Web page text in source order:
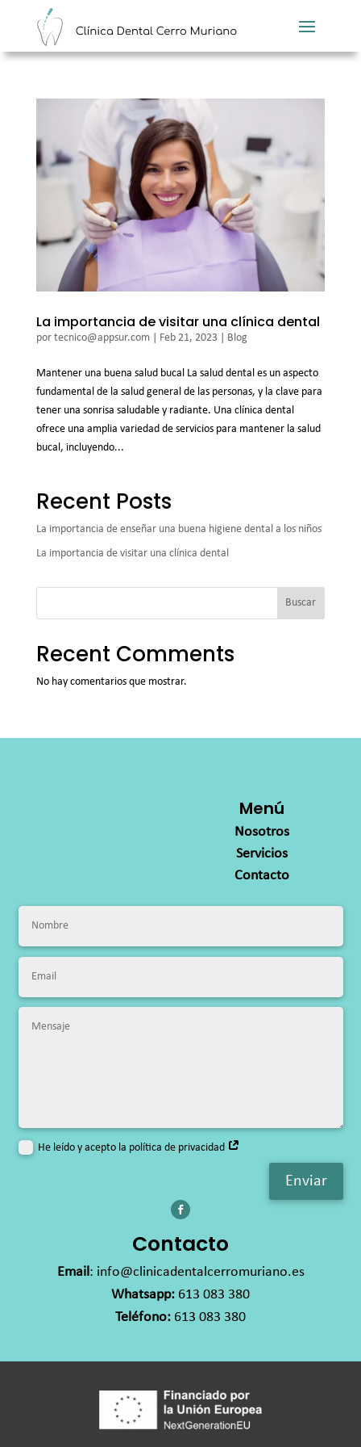
La importancia de visitar una clínica dental
por tecnico@appsur.com| Feb 21, 2023| Blog
Mantener una buena salud bucal La salud dental es un aspecto
fundamental de la salud general de las personas, y la clave para
tener una sonrisa saludable y radiante. Una clínica dental
ofrece una amplia variedad de servicios para mantener la salud
bucal, incluyendo...
Recent Posts
La importancia de enseñar una buena higiene dental a los niños
La importancia de visitar una clínica dental
Buscar
Recent Comments
No hay comentarios que mostrar.
Menú
Nosotros
Servicios
Contacto
He leído y acepto la política de privacidad
Enviar
Contacto
Email: info@clinicadentalcerromuriano.es
Whatsapp: 613 083 380
Teléfono: 613 083 380